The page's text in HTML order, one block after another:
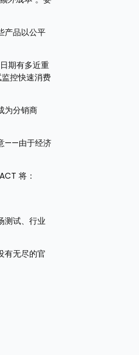
产品以公平
期有多近重
控快速消费
为分销商
——由于经济
将：
测试、行业
有无尽的官